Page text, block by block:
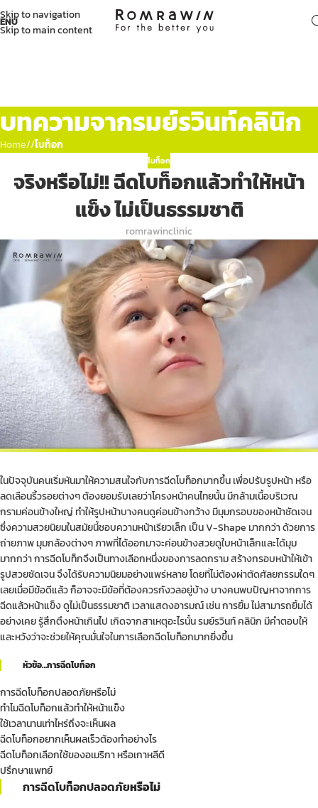
Skip to navigation
Skip to main content
บทความจากรมย์รวินท์คลินิก
Home/ โบท็อก
โบท็อก
จริงหรือไม่!! ฉีดโบท็อกแล้วทำให้หน้า
แข็ง ไม่เป็นธรรมชาติ
romrawinclinic
ในปัจจุบันคนเริ่มหันมาให้ความสนใจกับการฉีดโบท็อกมากขึ้น เพื่อปรับรูปหน้า หรือ
ลดเลือนริ้วรอยต่างๆ ต้องยอมรับเลยว่าโครงหน้าคนไทยนั้น มีกล้ามเนื้อบริเวณ
กรามค่อนข้างใหญ่ ทำให้รูปหน้าบางคนดูค่อนข้างกว้าง มีมุมกรอบของหน้าชัดเจน
ซึ่งความสวยนิยมในสมัยนี้ชอบความหน้าเรียวเล็ก เป็น V-Shape มากกว่า ด้วยการ
ถ่ายภาพ มุมกล้องต่างๆ ภาพที่ได้ออกมาจะค่อนข้างสวยดูใบหน้าเล็กและได้มุม
มากกว่า การฉีดโบท็กจึงเป็นทางเลือกหนึ่งของการลดกราม สร้างกรอบหน้าให้เข้า
รูปสวยชัดเจน จึงได้รับความนิยมอย่างแพร่หลาย โดยที่ไม่ต้องผ่าตัดศัลยกรรมใดๆ
เลยเมื่อมีข้อดีแล้ว ก็อาจจะมีข้อที่ต้องควรกังวลอยู่บ้าง บางคนพบปัญหาจากการ
ฉีดแล้วหน้าแข็ง ดูไม่เป็นธรรมชาติ เวลาแสดงอารมณ์ เช่น การยิ้ม ไม่สามารถยิ้มได้
อย่างเคย รู้สึกตึงหน้าเกินไป เกิดจากสาเหตุอะไรนั้น รมย์รวินท์ คลินิก มีคำตอบให้
และหวังว่าจะช่วยให้คุณมั่นใจในการเลือกฉีดโบท็อกมากยิ่งขึ้น
หัวข้อ…การฉีดโบท็อก
การฉีดโบท็อกปลอดภัยหรือไม่
ทำไมฉีดโบท็อกแล้วทำให้หน้าแข็ง
ใช้เวลานานเท่าไหร่ถึงจะเห็นผล
ฉีดโบท็อกอยากเห็นผลเร็วต้องทำอย่างไร
ฉีดโบท็อกเลือกใช้ของอเมริกา หรือเกาหลีดี
ปรึกษาแพทย์
การฉีดโบท็อกปลอดภัยหรือไม่